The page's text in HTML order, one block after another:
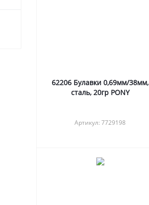
62206 Булавки 0,69мм/38мм,
сталь, 20гр PONY
Артикул: 7729198